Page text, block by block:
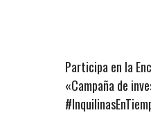
Participa en la
«Campaña de